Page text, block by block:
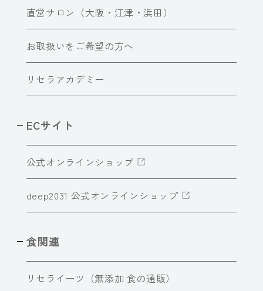
直営サロン（大阪・江津・浜田）
お取扱いをご希望の方へ
リセラアカデミー
ECサイト
公式オンラインショップ
deep2031 公式オンラインショップ
食関連
リセライーツ（無添加 食の通販）